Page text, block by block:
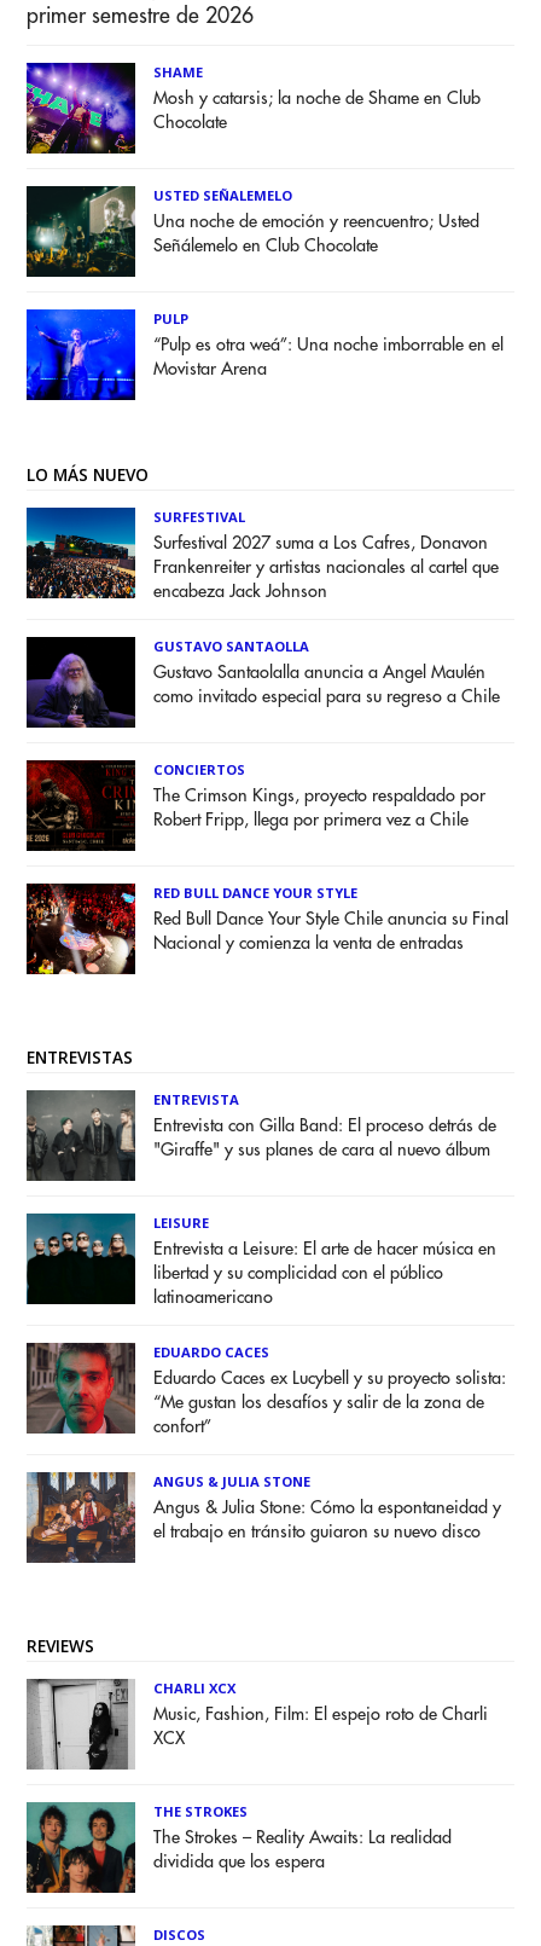
primer semestre de 2026
SHAME
Mosh y catarsis; la noche de Shame en Club
Chocolate
USTED SEÑALEMELO
Una noche de emoción y reencuentro; Usted
Señálemelo en Club Chocolate
PULP
“Pulp es otra weá”: Una noche imborrable en el
Movistar Arena
LO MÁS NUEVO
SURFESTIVAL
Surfestival 2027 suma a Los Cafres, Donavon
Frankenreiter y artistas nacionales al cartel que
encabeza Jack Johnson
GUSTAVO SANTAOLLA
Gustavo Santaolalla anuncia a Angel Maulén
como invitado especial para su regreso a Chile
CONCIERTOS
The Crimson Kings, proyecto respaldado por
Robert Fripp, llega por primera vez a Chile
RED BULL DANCE YOUR STYLE
Red Bull Dance Your Style Chile anuncia su Final
Nacional y comienza la venta de entradas
ENTREVISTAS
ENTREVISTA
Entrevista con Gilla Band: El proceso detrás de
"Giraffe" y sus planes de cara al nuevo álbum
LEISURE
Entrevista a Leisure: El arte de hacer música en
libertad y su complicidad con el público
latinoamericano
EDUARDO CACES
Eduardo Caces ex Lucybell y su proyecto solista:
“Me gustan los desafíos y salir de la zona de
confort”
ANGUS & JULIA STONE
Angus & Julia Stone: Cómo la espontaneidad y
el trabajo en tránsito guiaron su nuevo disco
REVIEWS
CHARLI XCX
Music, Fashion, Film: El espejo roto de Charli
XCX
THE STROKES
The Strokes – Reality Awaits: La realidad
dividida que los espera
DISCOS